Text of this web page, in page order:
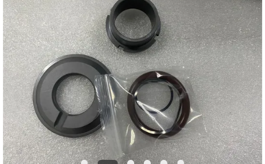
विनती
करे
साइटमैप
PRIVACY
POLICY